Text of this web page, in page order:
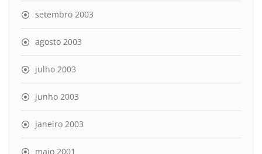
setembro 2003
agosto 2003
julho 2003
junho 2003
janeiro 2003
maio 2001